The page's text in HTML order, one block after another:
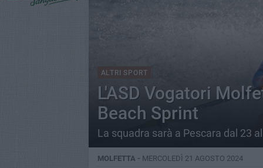
ALTRI SPORT
L'ASD Vogatori
Beach Sprint
La squadra sarà a Pescara dal 23
MOLFETTA - MERCOLEDÌ 21 AGOSTO 2024